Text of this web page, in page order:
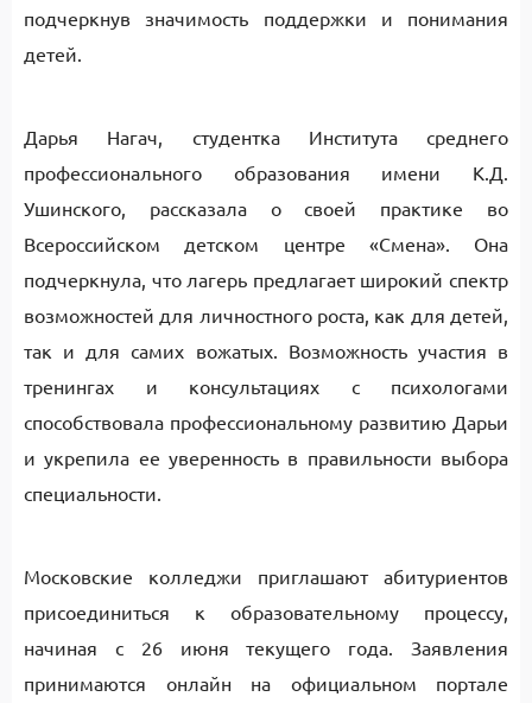
подчеркнув значимость поддержки и понимания
детей.
Дарья Нагач, студентка Института среднего
профессионального образования имени К.Д.
Ушинского, рассказала о своей практике во
Всероссийском детском центре «Смена». Она
подчеркнула, что лагерь предлагает широкий спектр
возможностей для личностного роста, как для детей,
так и для самих вожатых. Возможность участия в
тренингах и консультациях с психологами
способствовала профессиональному развитию Дарьи
и укрепила ее уверенность в правильности выбора
специальности.
Московские колледжи приглашают абитуриентов
присоединиться к образовательному процессу,
начиная с 26 июня текущего года. Заявления
принимаются онлайн на официальном портале